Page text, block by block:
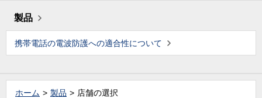
製品
携帯電話の電波防護への適合性について
ホーム 製品 店舗の選択